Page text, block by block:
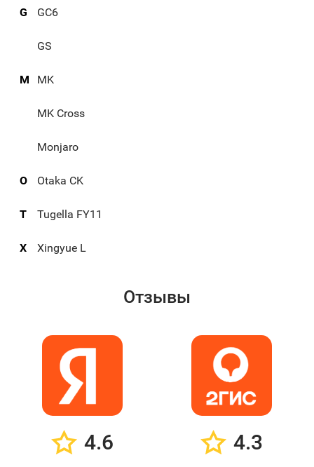
G GC6
GS
M MK
MK Cross
Monjaro
O Otaka CK
T Tugella FY11
X Xingyue L
Отзывы
4.6 4.3